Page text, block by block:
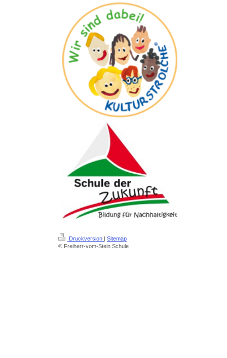
Druckversion
Sitemap
© Freiherr-vom-Stein Schule